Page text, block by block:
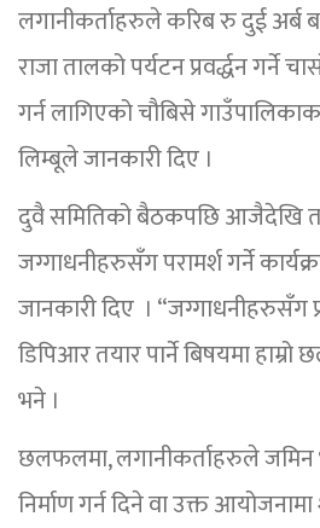
लगानीकर्ताहरुले करिब रु दुई अर्ब
राजा तालको पर्यटन प्रवर्द्धन गर्ने
गर्न लागिएको चौबिसे
लिम्बूले जानकारी दिए ।
दुवै समितिको बैठकपछि आजैदेखि
जग्गाधनीहरुसँग परामर्श गर्ने
जानकारी दिए । “जग्गाधनीहरुसँग
डिपिआर तयार पार्ने बिषयमा
भने ।
छलफलमा, लगानीकर्ताहरुले जमिन
निर्माण गर्न दिने वा उक्त